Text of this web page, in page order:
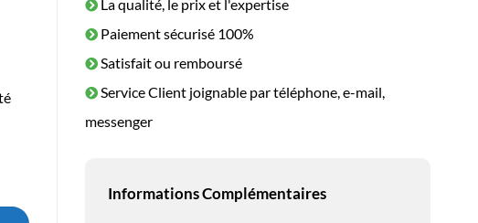
La qualité, le prix et l'expertise
Paiement sécurisé 100%
Satisfait ou remboursé
Service Client joignable par téléphone, e-mail,
messenger
Informations Complémentaires